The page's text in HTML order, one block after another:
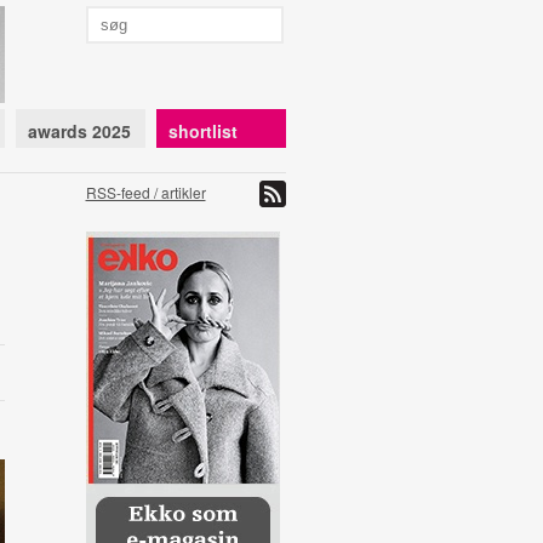
awards 2025 shortlist
RSS-feed / artikler